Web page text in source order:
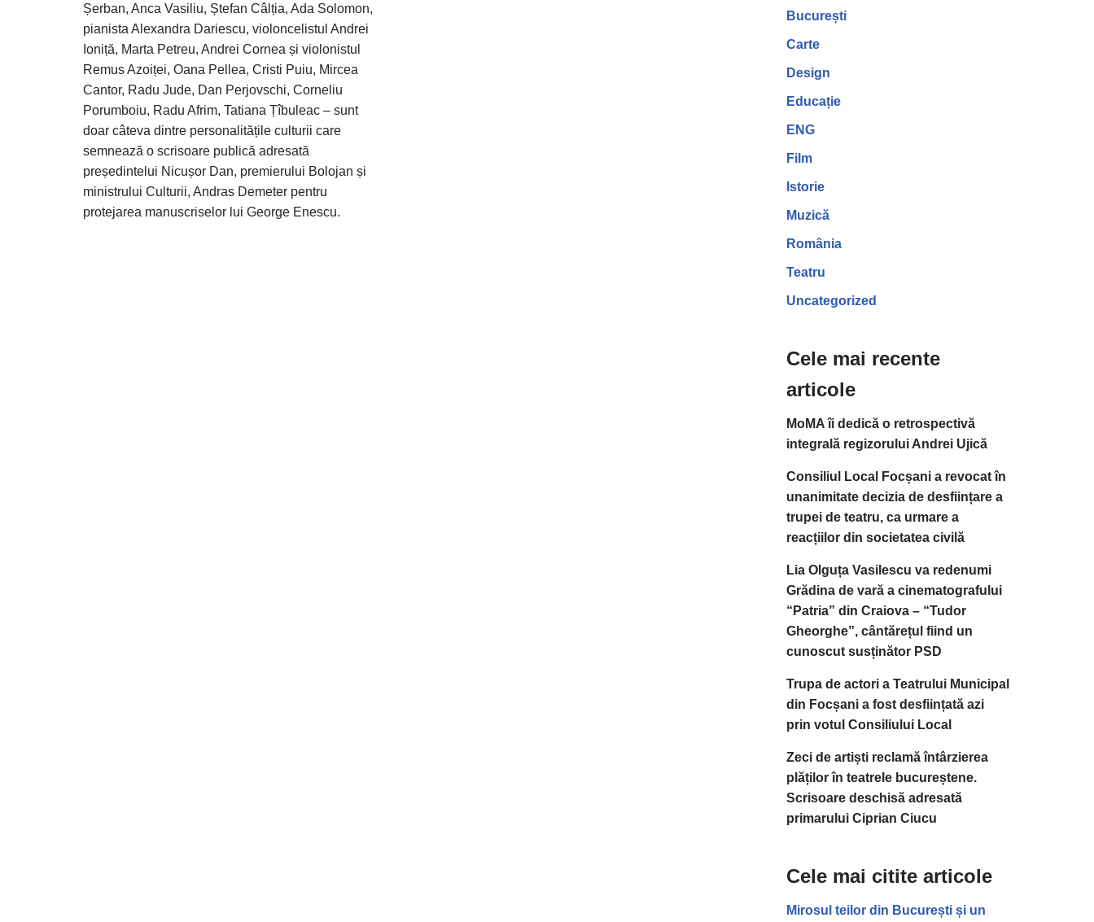
Șerban, Anca Vasiliu, Ștefan Câlția, Ada Solomon,
pianista Alexandra Dariescu, violoncelistul Andrei
Ioniță, Marta Petreu, Andrei Cornea și violonistul
Remus Azoiței, Oana Pellea, Cristi Puiu, Mircea
Cantor, Radu Jude, Dan Perjovschi, Corneliu
Porumboiu, Radu Afrim, Tatiana Țîbuleac – sunt
doar câteva dintre personalitățile culturii care
semnează o scrisoare publică adresată
președintelui Nicușor Dan, premierului Bolojan și
ministrului Culturii, Andras Demeter pentru
protejarea manuscriselor lui George Enescu.
București
Carte
Design
Educație
ENG
Film
Istorie
Muzică
România
Teatru
Uncategorized
Cele mai recente
articole
MoMA îi dedică o retrospectivă
integrală regizorului Andrei Ujică
Consiliul Local Focșani a revocat în
unanimitate decizia de desființare a
trupei de teatru, ca urmare a
reacțiilor din societatea civilă
Lia Olguța Vasilescu va redenumi
Grădina de vară a cinematografului
“Patria” din Craiova – “Tudor
Gheorghe”, cântărețul fiind un
cunoscut susținător PSD
Trupa de actori a Teatrului Municipal
din Focșani a fost desființată azi
prin votul Consiliului Local
Zeci de artiști reclamă întârzierea
plăților în teatrele bucureștene.
Scrisoare deschisă adresată
primarului Ciprian Ciucu
Cele mai citite articole
Mirosul teilor din București și un